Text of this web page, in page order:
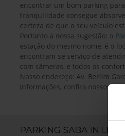
encontrar um bom parking
tranquilidade consegue
certeza de que o seu veículo
Portanto a nossa sugestão: o
estação do mesmo nome, é o
encontram-se serviço de
com câmeras, e todos os
Nosso endereço: Av. Berlim
informações, confira nossos
PARKING SABA IN